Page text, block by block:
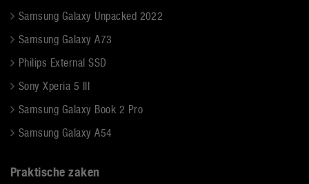
Samsung Galaxy Unpacked 2022
Samsung Galaxy A73
Philips External SSD
Sony Xperia 5 III
Samsung Galaxy Book 2 Pro
Samsung Galaxy A54
Praktische zaken